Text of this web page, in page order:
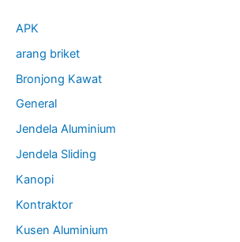
APK
arang briket
Bronjong Kawat
General
Jendela Aluminium
Jendela Sliding
Kanopi
Kontraktor
Kusen Aluminium